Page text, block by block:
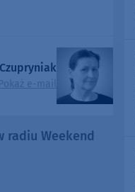
Pokaż e-mail
radiu Weekend